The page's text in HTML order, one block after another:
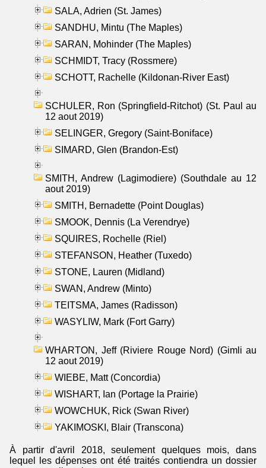
SALA, Adrien (St. James)
SANDHU, Mintu (The Maples)
SARAN, Mohinder (The Maples)
SCHMIDT, Tracy (Rossmere)
SCHOTT, Rachelle (Kildonan-River East)
SCHULER, Ron (Springfield-Ritchot) (St. Paul au
12 aout 2019)
SELINGER, Gregory (Saint-Boniface)
SIMARD, Glen (Brandon-Est)
SMITH, Andrew (Lagimodiere) (Southdale au 12
aout 2019)
SMITH, Bernadette (Point Douglas)
SMOOK, Dennis (La Verendrye)
SQUIRES, Rochelle (Riel)
STEFANSON, Heather (Tuxedo)
STONE, Lauren (Midland)
SWAN, Andrew (Minto)
TEITSMA, James (Radisson)
WASYLIW, Mark (Fort Garry)
WHARTON, Jeff (Riviere Rouge Nord) (Gimli au
12 aout 2019)
WIEBE, Matt (Concordia)
WISHART, Ian (Portage la Prairie)
WOWCHUK, Rick (Swan River)
YAKIMOSKI, Blair (Transcona)
À partir d'avril 2018, seulement quelques mois, dans
lequel les dépenses ont été traités contiendra un dossier